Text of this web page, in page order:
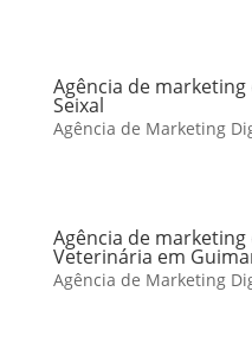
Agência de
Seixal
Agência de Marketing
Agência de
Veterinária em
Agência de Marketing